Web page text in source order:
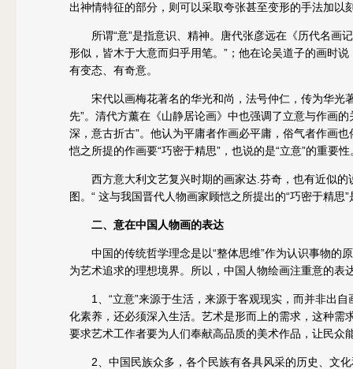
出神情特征的部分，则可以采取夸张甚至变形的手法加以
所谓“意”是指意识、精神。唐代张彦远在《历代名画
形似，皆木于大意而归乎用笔。”；他在论吴道子的画时
有变态、有奇意。
宋代以画梅花著名的华光和尚，法号仲仁，传为华光
先”。清代方薰在《山静居论画》中也强调了立意与作画
深，意古折古”。他认为平庸者作画必平庸，俗气者作画
恺之所提的作画要“巧密于精思”，也说的是“立意”的重要性
西方意大利文艺复兴时期的画家达.芬奇，也有近似
图。“ 这与我国晋代人物画家顾恺之所提出的“巧密于精思
二、意在中国人物画的表达
中国的传统哲学理念是以“整体思维”作为认识事物的
为艺术追求的理想境界。所以，中国人物绘画注重意的表
1、“立意”来源于生活，来源于客观现实，而并非出
化素养，还必须深入生活。艺术是形而上的需求，这种
要求艺术工作者要为人们奉献高品质的美术作品，让民
2、中国民族众多，各个民族有各具风采的历史、文